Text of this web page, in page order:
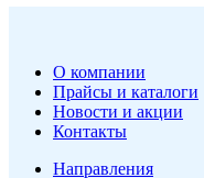
О компании
Прайсы и каталоги
Новости и акции
Контакты
Направления